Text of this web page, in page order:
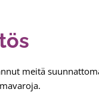
meitä